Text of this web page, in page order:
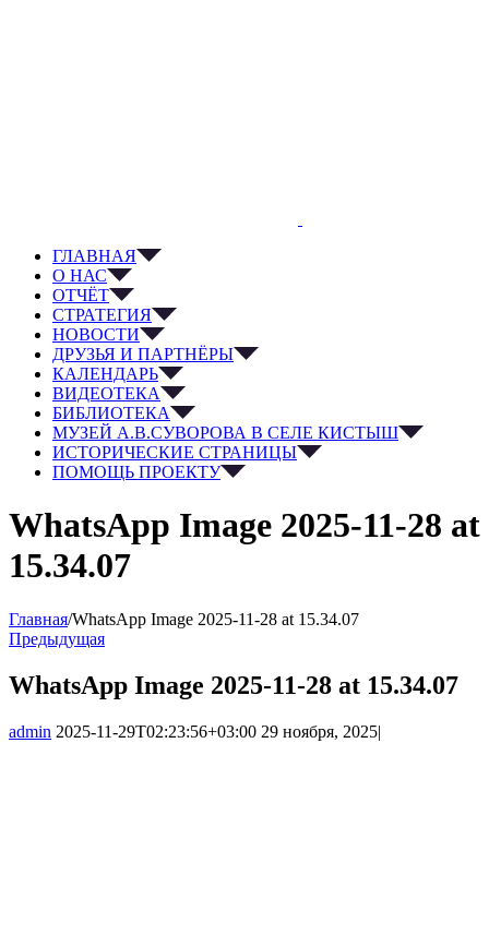
ГЛАВНАЯ
О НАС
ОТЧЁТ
СТРАТЕГИЯ
НОВОСТИ
ДРУЗЬЯ И ПАРТНЁРЫ
КАЛЕНДАРЬ
ВИДЕОТЕКА
БИБЛИОТЕКА
МУЗЕЙ А.В.СУВОРОВА В СЕЛЕ КИСТЫШ
ИСТОРИЧЕСКИЕ СТРАНИЦЫ
ПОМОЩЬ ПРОЕКТУ
WhatsApp Image 2025-11-28 at
15.34.07
Главная/WhatsApp Image 2025-11-28 at 15.34.07
Предыдущая
WhatsApp Image 2025-11-28 at 15.34.07
admin 2025-11-29T02:23:56+03:00 29 ноября, 2025|